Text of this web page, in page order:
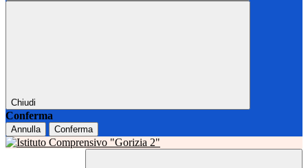
Chiudi
Conferma
Annulla Conferma